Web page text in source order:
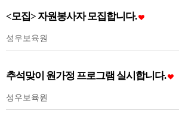
<모집> 자원봉사자 모집합니다.
성우보육원
추석맞이 원가정 프로그램 실시합니다.
성우보육원